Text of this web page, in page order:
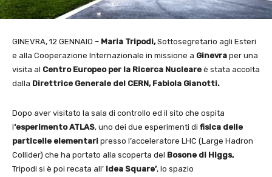
GINEVRA, 12 GENNAIO – Maria Tripodi,Sottosegretario agli Esteri
e alla Cooperazione Internazionale in missione a Ginevra per una
visita al Centro Europeo per la Ricerca Nucleare è stata accolta
dalla Direttrice Generale del CERN, Fabiola Gianotti.
Dopo aver visitato la sala di controllo ed il sito che ospita
l‘esperimento ATLAS, uno dei due esperimenti di fisica delle
particelle elementari presso l’acceleratore LHC (Large Hadron
Collider) che ha portato alla scoperta del Bosone di Higgs,
Tripodi si è poi recata all’ Idea Square’, lo spazio